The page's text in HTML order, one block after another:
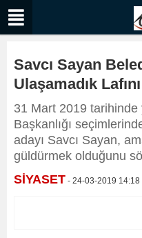
Savcı Sayan
Ulaşamadık
31 Mart 2019 tarihinde
Başkanlığı
adayı Savcı Sayan,
güldürmek olduğunu
SİYASET - 24-03-2019 14:18